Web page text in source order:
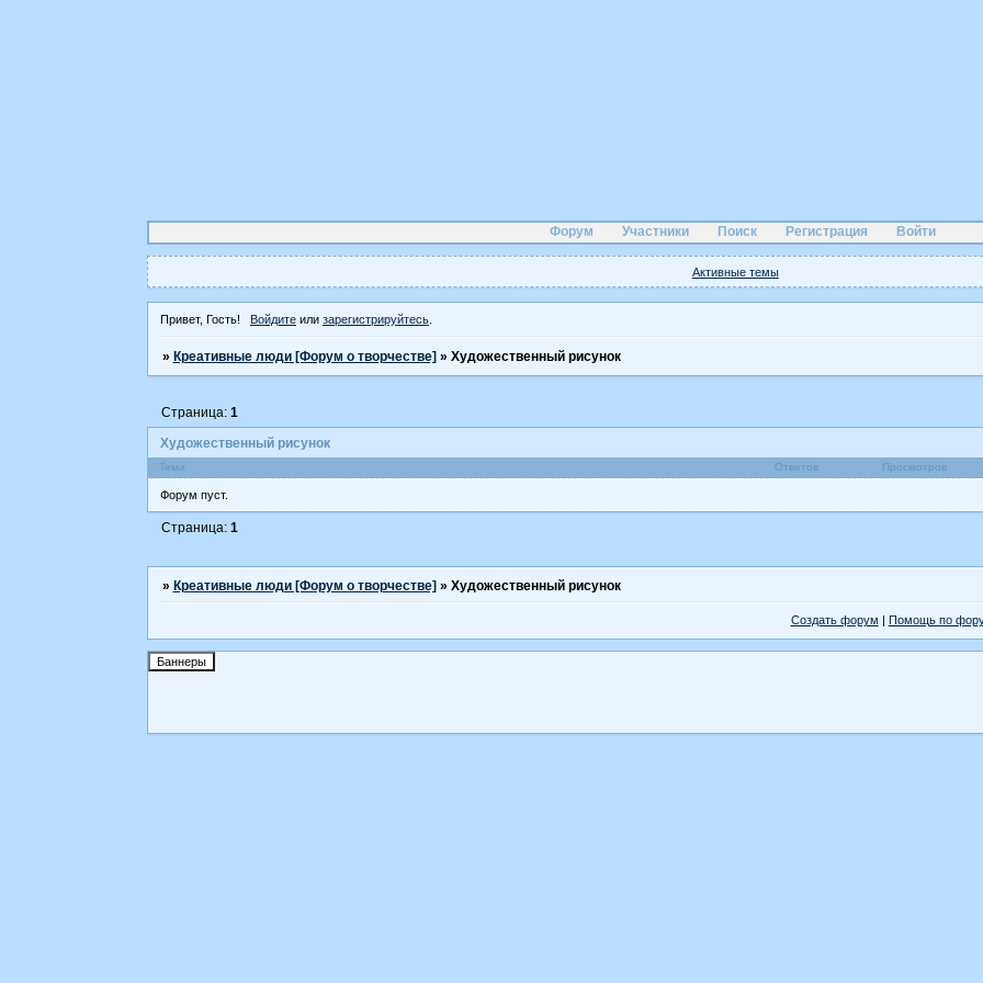
Форум Участники Поиск Регистрация Войти
Активные темы
Привет, Гость! Войдитеили зарегистрируйтесь.
» Креативные люди [Форум о творчестве] » Художественный рисунок
Художественный рисунок
Страница: 1
Тема Ответов Просмотров
Форум пуст.
Страница: 1
» Креативные люди [Форум о творчестве] » Художественный рисунок
Создать форум | Помощь по